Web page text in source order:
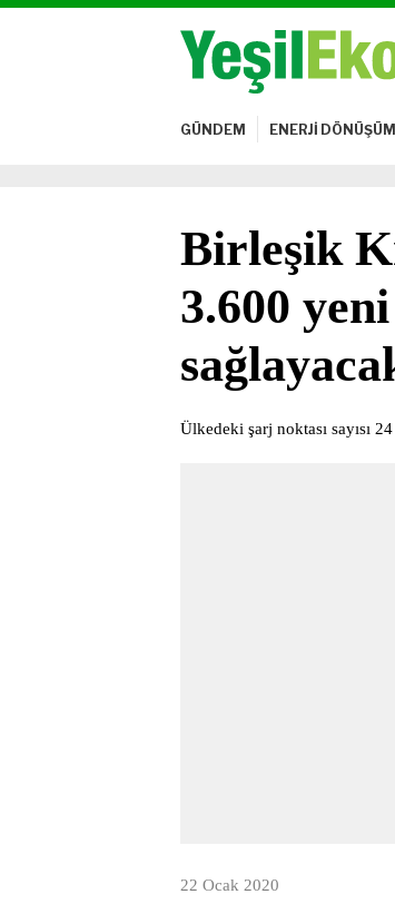
GÜNDEM ENERJİ
Birleşik
3.600
Ülkedeki şarj noktası sayısı
22 Ocak 2020